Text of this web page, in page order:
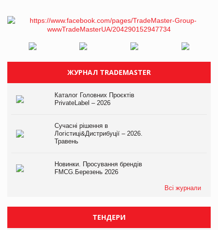
ЖУРНАЛ TRADEMASTER
Каталог Головних Проєктів
PrivateLabel – 2026
Сучасні рішення в
Логістиці&Дистрибуції – 2026.
Травень
Новинки. Просування брендів
FMCG.Березень 2026
Всі журнали
ТЕНДЕРИ